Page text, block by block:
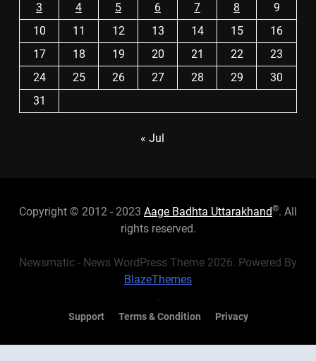
3
4 5 6 7 8
9
10
11 12 13 14 15
16
17
18 19 20 21 22
23
24
25 26 27 28 29
30
31
« Jul
Copyright © 2012 - 2023 Aage Badhta Uttarakhand®. All
rights reserved.
Newsmatic - News WordPress Theme 2026. Powered By
BlazeThemes
.
Support Terms & Condition Privacy